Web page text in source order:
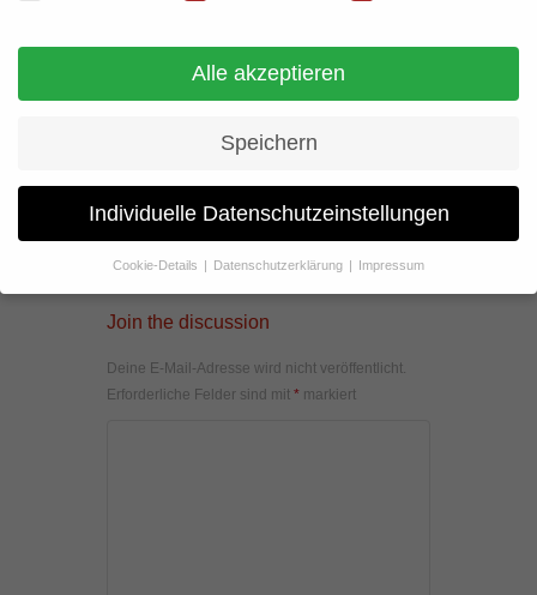
Join the discussion
Deine E-Mail-Adresse wird nicht veröffentlicht.
Erforderliche Felder sind mit * markiert
Alle akzeptieren
Speichern
Individuelle Datenschutzeinstellungen
Cookie-Details Datenschutzerklärung Impressum
Datenschutzeinstellungen
Wenn Sie unter 16 Jahre alt sind und Ihre Zustimmung zu
Erziehungsberechtigten um Erlaubnis bitten.